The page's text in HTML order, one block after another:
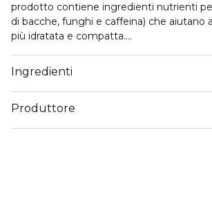
prodotto contiene ingredienti nutrienti
di bacche, funghi e caffeina) che aiutano
più idratata e compatta.
Formato 2 patches
Ingredienti
Produttore